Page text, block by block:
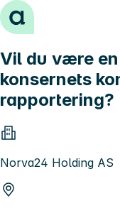
Hopp til innhold
Vil du være
konsernets
rapportering?
Norva24 Holding AS